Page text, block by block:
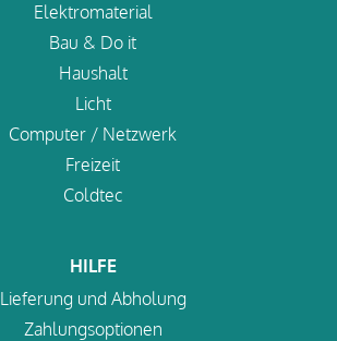
Elektromaterial
Bau & Do it
Haushalt
Licht
Computer / Netzwerk
Freizeit
Coldtec
HILFE
Lieferung und Abholung
Zahlungsoptionen